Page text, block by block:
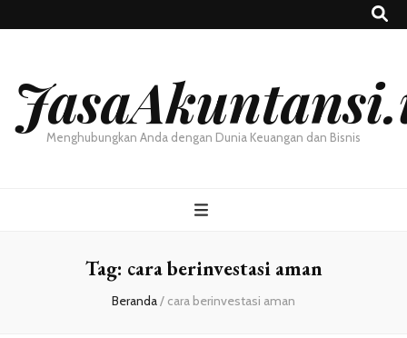
Menghubungkan Anda dengan Dunia Keuangan dan Bisnis
Tag: cara berinvestasi aman
Beranda/ cara berinvestasi aman